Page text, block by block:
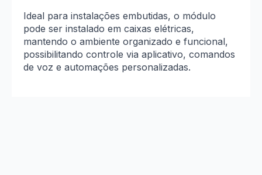
Ideal para instalações embutidas, o módulo
pode ser instalado em caixas elétricas,
mantendo o ambiente organizado e funcional,
possibilitando controle via aplicativo, comandos
de voz e automações personalizadas.